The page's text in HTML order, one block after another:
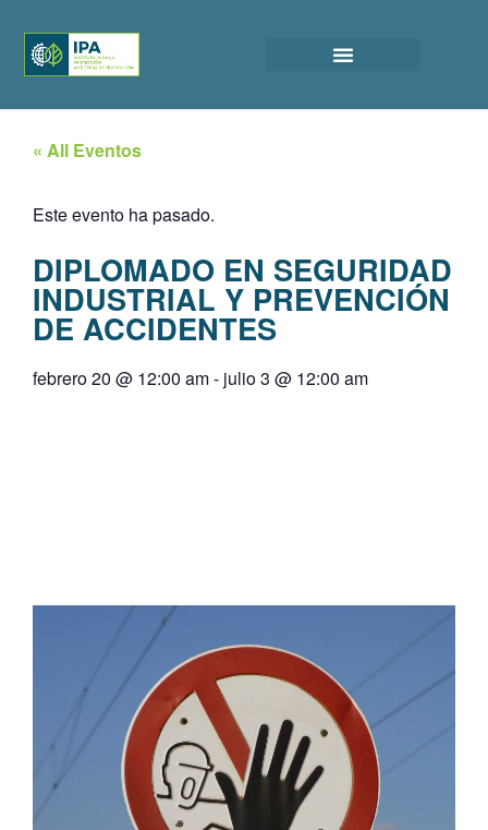
« All Eventos
Este evento ha pasado.
DIPLOMADO EN SEGURIDAD
INDUSTRIAL Y PREVENCIÓN
DE ACCIDENTES
febrero 20 @ 12:00 am- julio 3 @ 12:00 am